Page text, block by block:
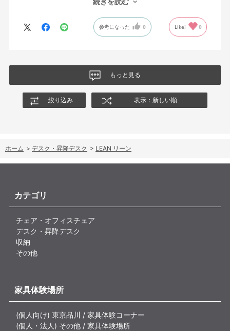
机の色も柔らかい桃色みのある色で、かわいらしいです。机自体
の作りもしっかりしておりこのお値段で組み立て作業もしていた
だけて、とても良い買い物ができました！
参考になった 0 Like! 0
もっと見る
絞り込み 表示：新しい順
ホーム > デスク・昇降デスク > LEAN リーン
カテゴリ
チェア・オフィスチェア
デスク・昇降デスク
収納
その他
家具体験場所
(個人向け) 東京品川 / 家具体験コーナー
(個人・法人) その他 / 家具体験場所